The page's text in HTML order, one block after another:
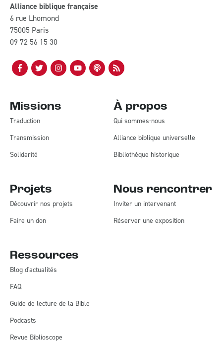
Alliance biblique française
6 rue Lhomond
75005 Paris
09 72 56 15 30
Missions
Traduction
Transmission
Solidarité
Projets
Découvrir nos projets
Faire un don
À propos
Qui sommes-nous
Alliance biblique universelle
Bibliothèque historique
Nous rencontrer
Inviter un intervenant
Réserver une exposition
Ressources
Blog d'actualités
FAQ
Guide de lecture de la Bible
Podcasts
Revue Biblioscope